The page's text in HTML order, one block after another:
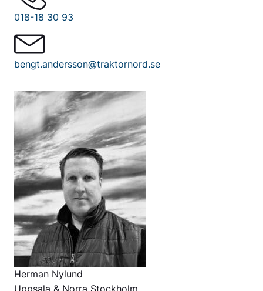
018-18 30 93
bengt.andersson@traktornord.se
Herman Nylund
Uppsala & Norra Stockholm